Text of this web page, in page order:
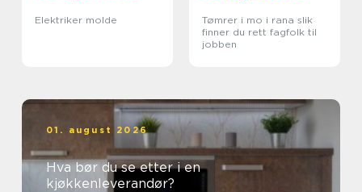
Elektriker molde
Tømrer i mo i rana slik
finner du rett fagfolk til
jobben
01. august 2026
Hva bør du se etter i en
kjøkkenleverandør?